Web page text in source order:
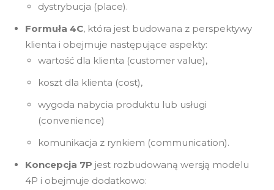
dystrybucja (place).
Formuła 4C, która jest budowana z perspektywy
klienta i obejmuje następujące aspekty:
wartość dla klienta (customer value),
koszt dla klienta (cost),
wygoda nabycia produktu lub usługi
(convenience)
komunikacja z rynkiem (communication).
Koncepcja 7P jest rozbudowaną wersją modelu
4P i obejmuje dodatkowo: